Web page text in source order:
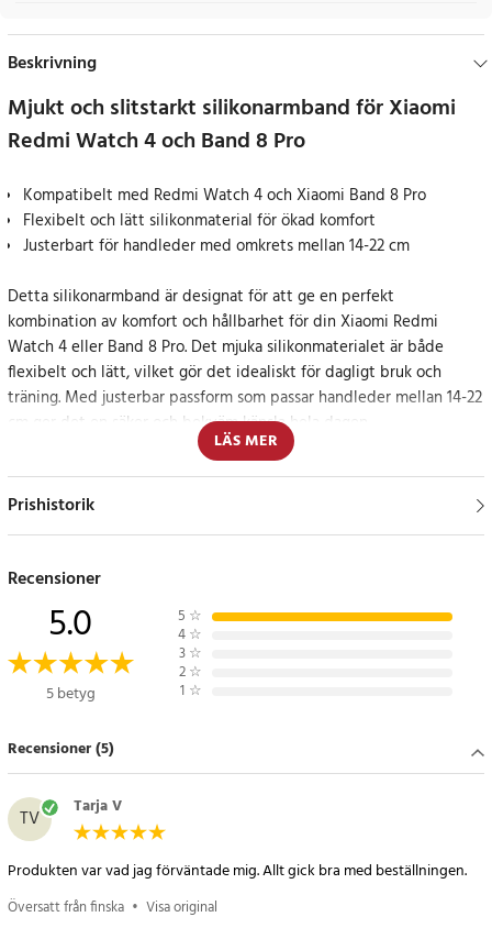
Beskrivning
Mjukt och slitstarkt silikonarmband för Xiaomi
Redmi Watch 4 och Band 8 Pro
Kompatibelt med Redmi Watch 4 och Xiaomi Band 8 Pro
Flexibelt och lätt silikonmaterial för ökad komfort
Justerbart för handleder med omkrets mellan 14-22 cm
Detta silikonarmband är designat för att ge en perfekt
kombination av komfort och hållbarhet för din Xiaomi Redmi
Watch 4 eller Band 8 Pro. Det mjuka silikonmaterialet är både
flexibelt och lätt, vilket gör det idealiskt för dagligt bruk och
träning. Med justerbar passform som passar handleder mellan 14-22
cm ger det en säker och bekväm känsla hela dagen.
Perfekt för aktiv livsstil
Den stilrena svarta färgen passar till alla tillfällen och outfits.
Specifikation
- Material: Silikon
- Färg: Svart
- Vikt: 16 g
Artikelnummer:114395
LÄS MER
Prishistorik
Recensioner
5.0
5 betyg
5 ☆
4 ☆
3 ☆
2 ☆
1 ☆
Recensioner (5)
TV Tarja V
Produkten var vad jag förväntade mig. Allt gick bra med beställningen.
Översatt från finska • Visa original